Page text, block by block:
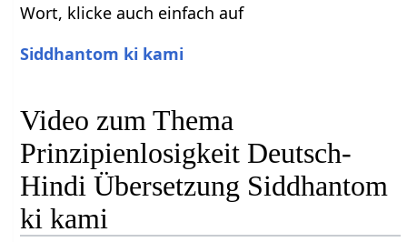
Wort, klicke auch einfach auf
Siddhantom ki kami
Video zum Thema
Prinzipienlosigkeit Deutsch-
Hindi Übersetzung Siddhantom
ki kami